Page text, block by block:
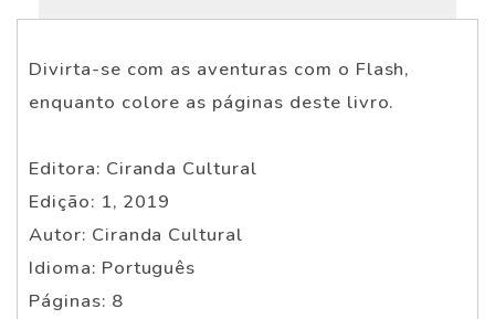
Divirta-se com as aventuras com o Flash,
enquanto colore as páginas deste livro.
Editora: Ciranda Cultural
Edição: 1, 2019
Autor: Ciranda Cultural
Idioma: Português
Páginas: 8